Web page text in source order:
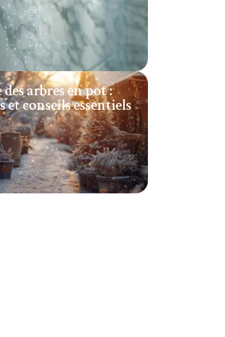
arbres en pot :
et conseils essentiels